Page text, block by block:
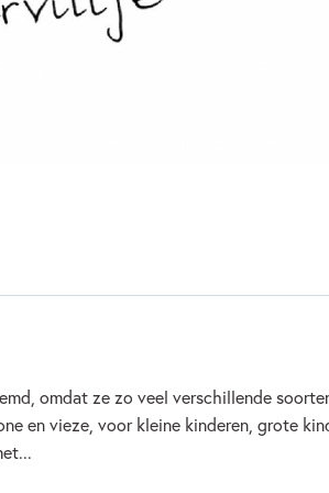
Familie & gezin
omdat ze zo veel verschillende
en vieze, voor kleine kinderen, grote